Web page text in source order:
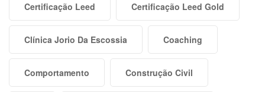
Certificação Leed Certificação Leed Gold
Clínica Jorio Da Escossia Coaching
Comportamento Construção Civil